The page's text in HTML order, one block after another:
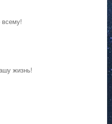
жизнь!